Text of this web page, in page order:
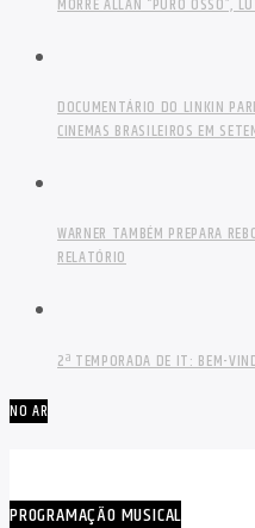
DOCUMENTÁRIO DO LINKIN
CINEMAS BRASILEIROS EM
WARNER TAMBÉM PREPARA
RELATÓRIO
2ª TEMPORADA DE IT: BEM-
NO AR
PROGRAMAÇÃO MUSICAL